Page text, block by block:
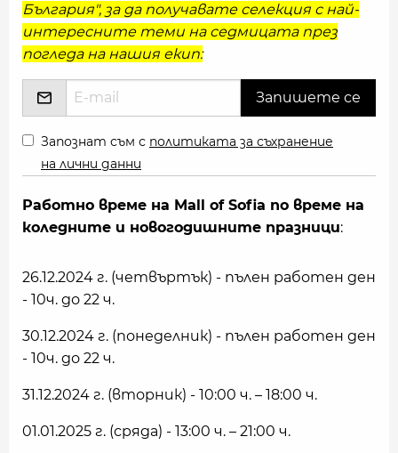
България", за да получавате селекция с най-
интересните теми на седмицата през
погледа на нашия екип:
Запознат съм с политиката за съхранение
на лични данни
Работно време на Mall of Sofia по време на
коледните и новогодишните празници:
26.12.2024 г. (четвъртък) - пълен работен ден
- 10ч. до 22 ч.
30.12.2024 г. (понеделник) - пълен работен ден
- 10ч. до 22 ч.
31.12.2024 г. (вторник) - 10:00 ч. – 18:00 ч.
01.01.2025 г. (сряда) - 13:00 ч. – 21:00 ч.